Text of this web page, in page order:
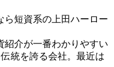
ら短資系の上田ハーロー
紹介が一番わかりやすい
統を誇る会社。最近は